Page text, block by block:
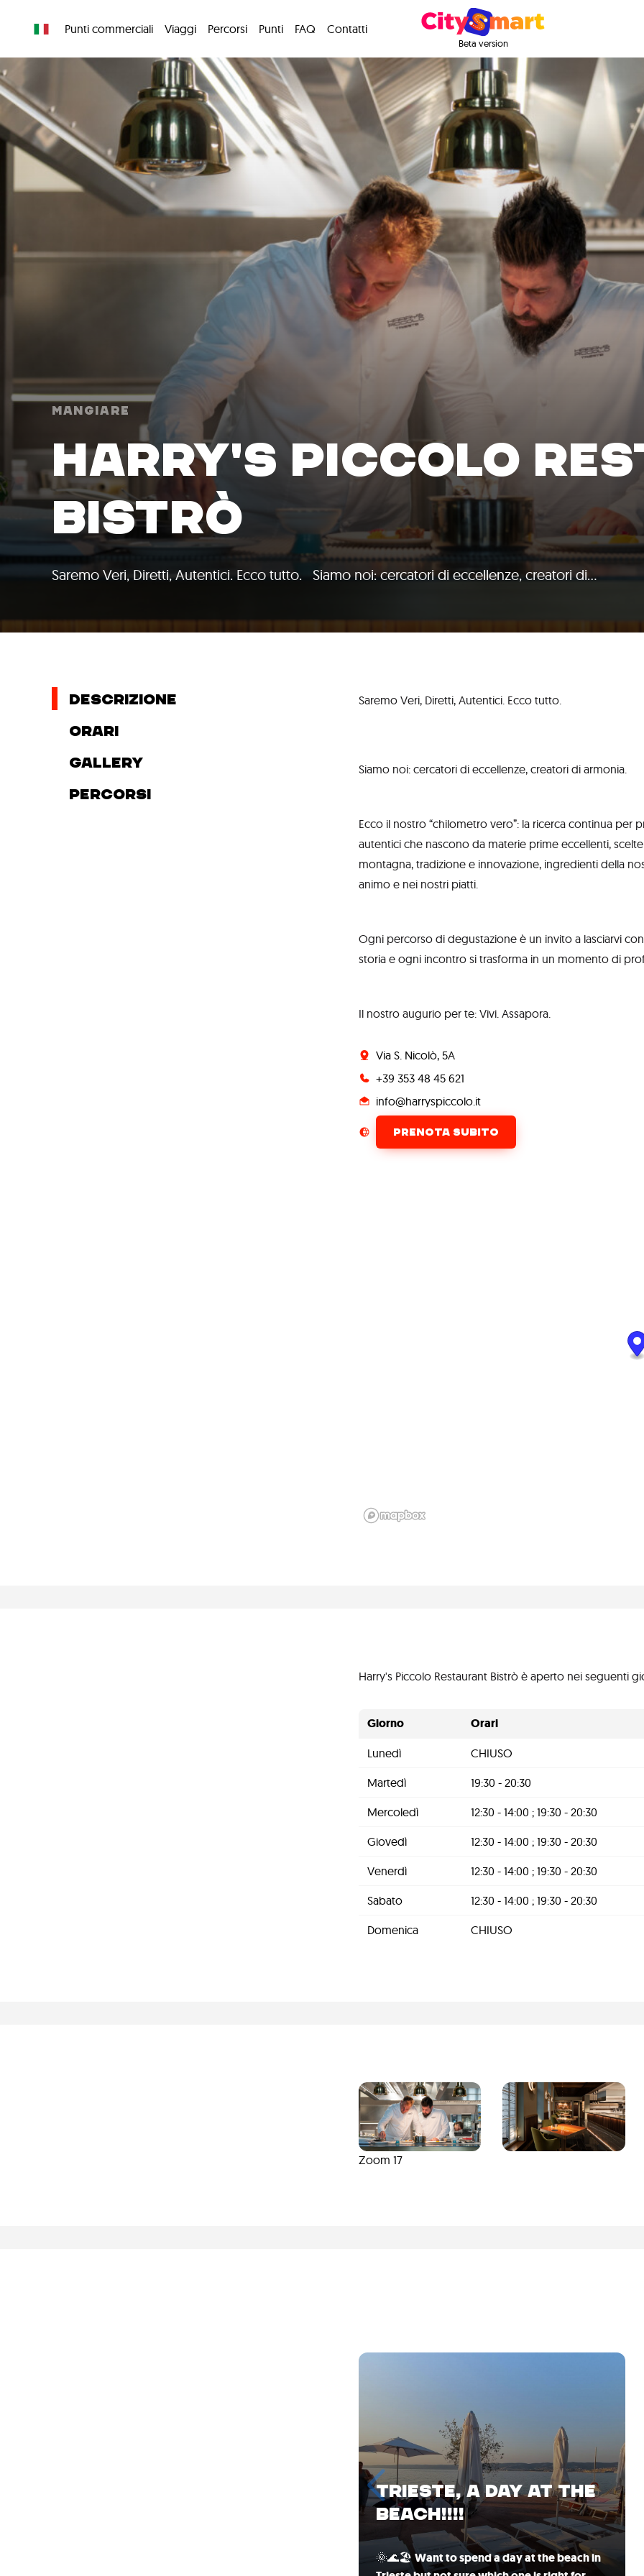
Punti commerciali Viaggi Percorsi Punti FAQ Contatti
Beta version
Mangiare
HARRY'S PICCOLO
BISTRÒ
Saremo Veri, Diretti, Autentici. Ecco tutto. Siamo noi: cercatori di eccellenze, creatori di…
Descrizione
Orari
Gallery
Percorsi
Saremo Veri, Diretti, Autentici. Ecco tutto.
Siamo noi: cercatori di eccellenze, creatori di armonia.
Ecco il nostro “chilometro vero”: la ricerca continua
autentici che nascono da materie prime eccellenti,
montagna, tradizione e innovazione, ingredienti della
animo e nei nostri piatti.
Ogni percorso di degustazione è un invito a lasciarvi
storia e ogni incontro si trasforma in un momento di
Il nostro augurio per te: Vivi. Assapora.
Via S. Nicolò, 5A
+39 353 48 45 621
info@harryspiccolo.it
PRENOTA SUBITO
Harry's Piccolo Restaurant Bistrò è aperto nei seguenti
Giorno Orari
Lunedì CHIUSO
Martedì 19:30 - 20:30
Mercoledì 12:30 - 14:00 ; 19:30 - 20:30
Giovedì 12:30 - 14:00 ; 19:30 - 20:30
Venerdì 12:30 - 14:00 ; 19:30 - 20:30
Sabato 12:30 - 14:00 ; 19:30 - 20:30
Domenica CHIUSO
Zoom 17
TRIESTE, A DAY AT THE
BEACH!!!!
🌞🌊🏖️ Want to spend a day at the beach in